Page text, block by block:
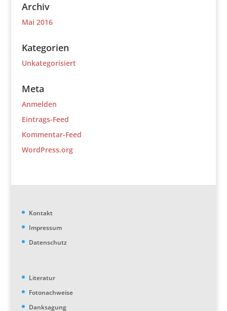
Archiv
Mai 2016
Kategorien
Unkategorisiert
Meta
Anmelden
Eintrags-Feed
Kommentar-Feed
WordPress.org
Kontakt
Impressum
Datenschutz
Literatur
Fotonachweise
Danksagung